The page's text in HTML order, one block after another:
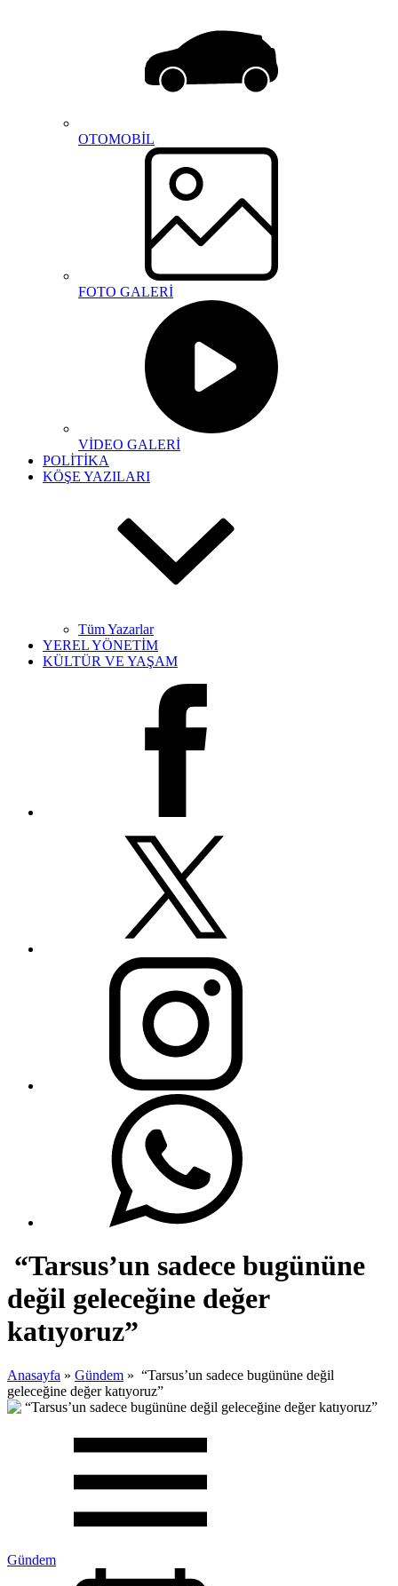
OTOMOBİL
FOTO GALERİ
VİDEO GALERİ
POLİTİKA
KÖŞE YAZILARI
Tüm Yazarlar
YEREL YÖNETİM
KÜLTÜR VE YAŞAM
“Tarsus’un sadece bugününe
değil geleceğine değer
katıyoruz”
Anasayfa » Gündem » “Tarsus’un sadece bugününe değil
geleceğine değer katıyoruz”
Gündem